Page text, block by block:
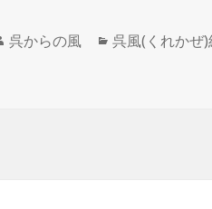
作
呉からの風
カ
呉風(くれかぜ